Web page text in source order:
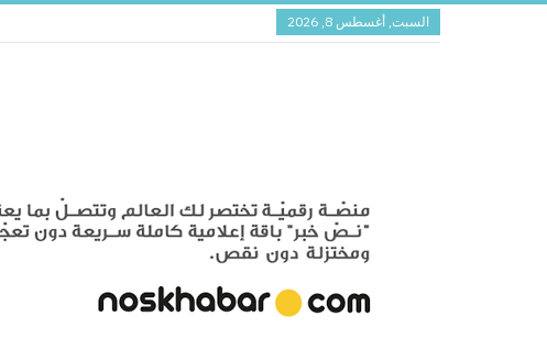
السبت, أغسطس 8, 2026